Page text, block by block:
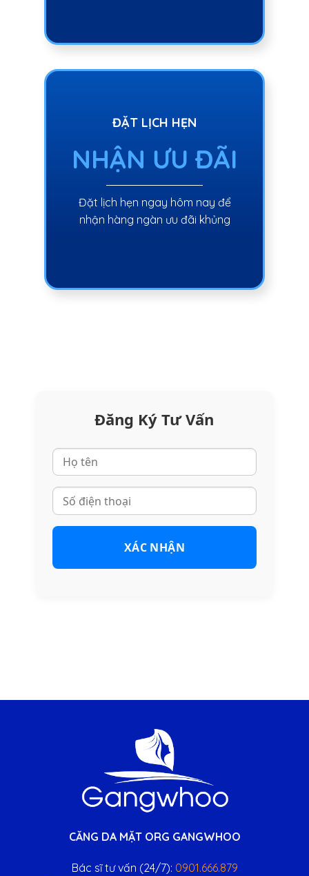
ĐẶT LỊCH HẸN
NHẬN ƯU ĐÃI
Đặt lịch hẹn ngay hôm nay để
nhận hàng ngàn ưu đãi khủng
Đăng Ký Tư Vấn
XÁC NHẬN
CĂNG DA MẶT ORG GANGWHOO
Bác sĩ tư vấn (24/7): 0901.666.879